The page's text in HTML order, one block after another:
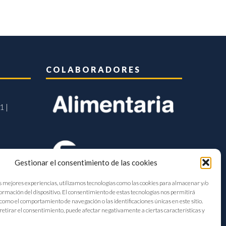
Gestionar el consentimiento de las cookies
mejores experiencias, utilizamos tecnologías como las cookies para almacenar y/o
del dispositivo. El consentimiento de estas tecnologías nos permitirá
el comportamiento de navegación o las identificaciones únicas en este sitio.
el consentimiento, puede afectar negativamente a ciertas características y
|
COLABORADORES